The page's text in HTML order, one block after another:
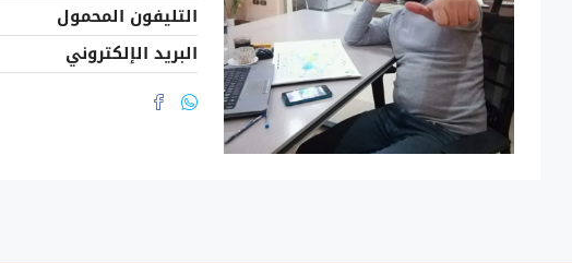
التليفون المحمول
البريد الإلكتروني